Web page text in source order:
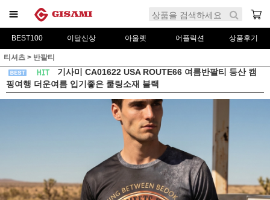
BEST100 이달신상 아울렛 어플릭션 상품후기
티셔츠 > 반팔티
기사미 CA01622 USA ROUTE66 여름반팔티 등산 캠
핑여행 더운여름 입기좋은 쿨링소재 블랙